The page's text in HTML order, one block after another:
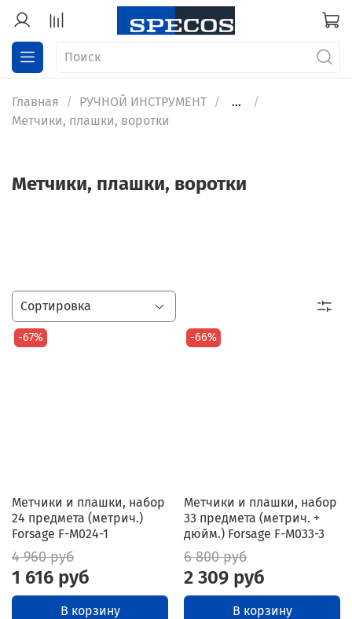
Главная РУЧНОЙ ИНСТРУМЕНТ
...
Метчики, плашки, воротки
Метчики, плашки, воротки
-67%
Метчики и плашки, набор
24 предмета (метрич.)
Forsage F-M024-1
4 960 руб
1 616 руб
В корзину
-66%
Метчики и плашки, набор
33 предмета (метрич. +
дюйм.) Forsage F-M033-3
6 800 руб
2 309 руб
В корзину